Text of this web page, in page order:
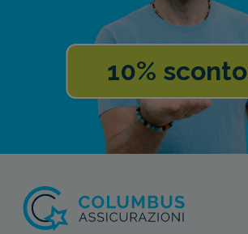
10% sconto